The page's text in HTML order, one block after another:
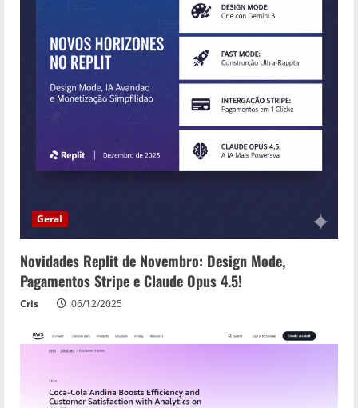
Geral
Novidades Replit de Novembro: Design Mode,
Pagamentos Stripe e Claude Opus 4.5!
Cris 06/12/2025